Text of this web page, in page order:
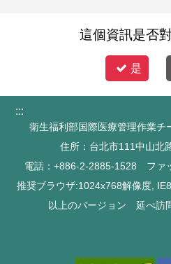
成果の一例でもあります。
る覚書（MOU）が締結され
開始されました。 5月にはス
ス・ジュニア大統領が台湾
技術を視察。「台湾の医療と
オとの健康外交の重要な架
ました。 FJCUHの国際医療
事前相談から、空港送迎、院
這個資訊是否
是
:::
衛生福利部国際医療管理作業
住所：台北市111中山北
電話：+886-2-2885-1528 ファ
推奨ブラウザ:1024x768解像度,
以上のバージョン 延べ訪